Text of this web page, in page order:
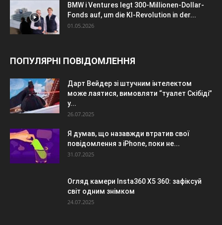
BMW i Ventures legt 300-Millionen-Dollar-
Fonds auf, um die KI-Revolution in der...
01.05.2026
ПОПУЛЯРНІ ПОВІДОМЛЕННЯ
Дарт Вейдер зі штучним інтелектом
може лаятися, вимовляти “туалет Скібіді”
у...
26.07.2025
Я думав, що назавжди втратив свої
повідомлення з iPhone, поки не...
31.07.2025
Огляд камери Insta360 X5 360: зафіксуй
світ одним знімком
24.07.2025